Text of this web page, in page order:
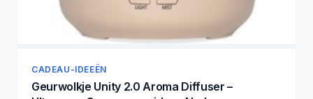
CADEAU-IDEEËN
Geurwolkje Unity 2.0 Aroma Diffuser –